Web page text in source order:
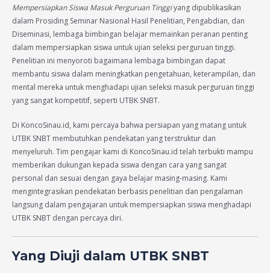
Mempersiapkan Siswa Masuk Perguruan Tinggiyang dipublikasikan
dalam Prosiding Seminar Nasional Hasil Penelitian, Pengabdian, dan
Diseminasi, lembaga bimbingan belajar memainkan peranan penting
dalam mempersiapkan siswa untuk ujian seleksi perguruan tinggi.
Penelitian ini menyoroti bagaimana lembaga bimbingan dapat
membantu siswa dalam meningkatkan pengetahuan, keterampilan, dan
mental mereka untuk menghadapi ujian seleksi masuk perguruan tinggi
yang sangat kompetitif, seperti UTBK SNBT.
Di KoncoSinau.id, kami percaya bahwa persiapan yang matang untuk
UTBK SNBT membutuhkan pendekatan yang terstruktur dan
menyeluruh. Tim pengajar kami di KoncoSinau.id telah terbukti mampu
memberikan dukungan kepada siswa dengan cara yang sangat
personal dan sesuai dengan gaya belajar masing-masing. Kami
mengintegrasikan pendekatan berbasis penelitian dan pengalaman
langsung dalam pengajaran untuk mempersiapkan siswa menghadapi
UTBK SNBT dengan percaya diri.
Yang Diuji dalam UTBK SNBT